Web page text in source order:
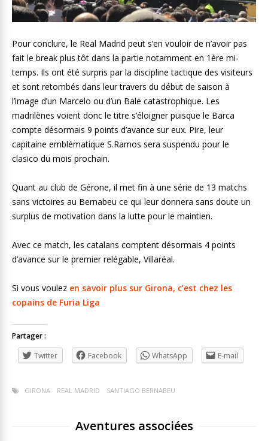
Pour conclure, le Real Madrid peut s’en vouloir de n’avoir pas
fait le break plus tôt dans la partie notamment en 1ère mi-
temps. Ils ont été surpris par la discipline tactique des visiteurs
et sont retombés dans leur travers du début de saison à
l’image d’un Marcelo ou d’un Bale catastrophique. Les
madrilènes voient donc le titre s’éloigner puisque le Barca
compte désormais 9 points d’avance sur eux. Pire, leur
capitaine emblématique S.Ramos sera suspendu pour le
clasico du mois prochain.
Quant au club de Gérone, il met fin à une série de 13 matchs
sans victoires au Bernabeu ce qui leur donnera sans doute un
surplus de motivation dans la lutte pour le maintien.
Avec ce match, les catalans comptent désormais 4 points
d’avance sur le premier relégable, Villaréal.
Si vous voulez en savoir plus sur Girona, c’est chez les
copains de Furia Liga
Partager :
Twitter
Facebook WhatsApp E-mail
GIRONA REAL MADRID SANTIAGO BERNABEU
Aventures associées